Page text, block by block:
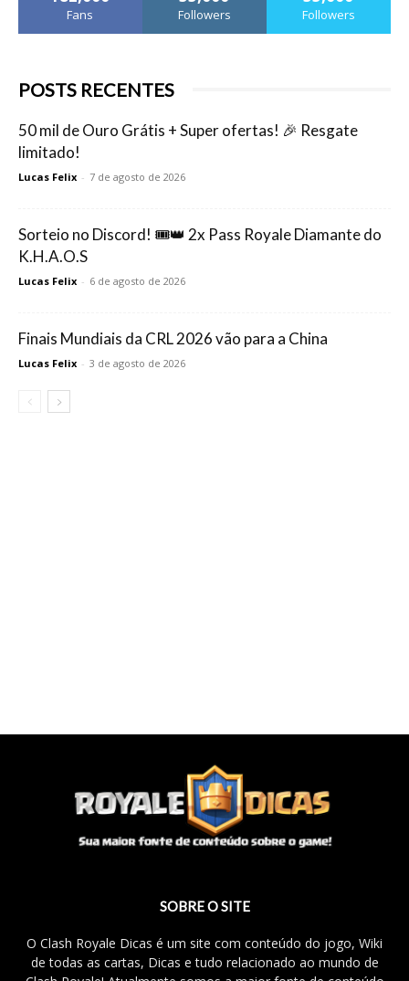
Fans Followers Followers
POSTS RECENTES
50 mil de Ouro Grátis + Super ofertas! 🎉 Resgate
limitado!
Lucas Felix - 7 de agosto de 2026
Sorteio no Discord! 🎟️👑 2x Pass Royale Diamante do
K.H.A.O.S
Lucas Felix - 6 de agosto de 2026
Finais Mundiais da CRL 2026 vão para a China
Lucas Felix - 3 de agosto de 2026
SOBRE O SITE
O Clash Royale Dicas é um site com conteúdo do jogo, Wiki
de todas as cartas, Dicas e tudo relacionado ao mundo de